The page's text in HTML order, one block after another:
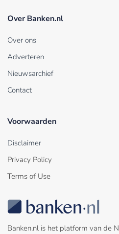
Over Banken.nl
Over ons
Adverteren
Nieuwsarchief
Contact
Voorwaarden
Disclaimer
Privacy Policy
Terms of Use
Banken.nl is het platform van de